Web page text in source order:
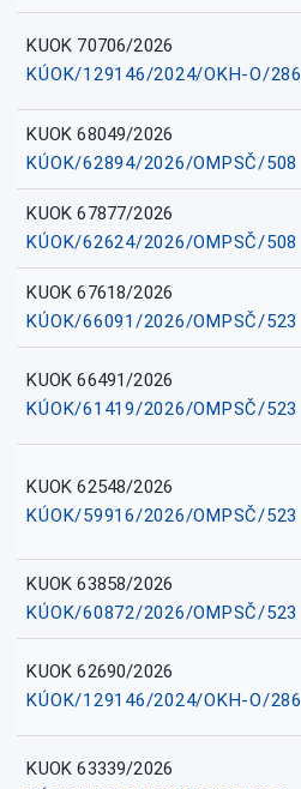
KUOK 70706/2026
KÚOK/129146/2024/OKH-O/286
KUOK 68049/2026
KÚOK/62894/2026/OMPSČ/508
KUOK 67877/2026
KÚOK/62624/2026/OMPSČ/508
KUOK 67618/2026
KÚOK/66091/2026/OMPSČ/523
KUOK 66491/2026
KÚOK/61419/2026/OMPSČ/523
KUOK 62548/2026
KÚOK/59916/2026/OMPSČ/523
KUOK 63858/2026
KÚOK/60872/2026/OMPSČ/523
KUOK 62690/2026
KÚOK/129146/2024/OKH-O/286
KUOK 63339/2026